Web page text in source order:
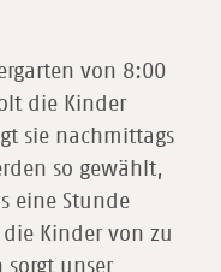
von 8:00
die Kinder
sie nachmittags
so gewählt,
eine Stunde
Kinder von zu
sorgt unser